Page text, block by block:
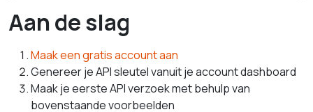
Aan de slag
Maak een gratis account aan
Genereer je API sleutel vanuit je account dashboard
Maak je eerste API verzoek met behulp van
bovenstaande voorbeelden